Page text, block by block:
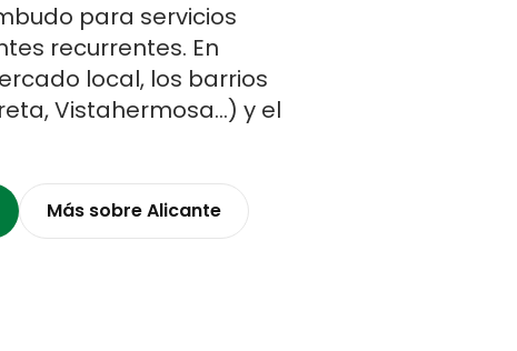
para servicios
recurrentes. En
local, los barrios
Vistahermosa…) y el
Más sobreAlicante